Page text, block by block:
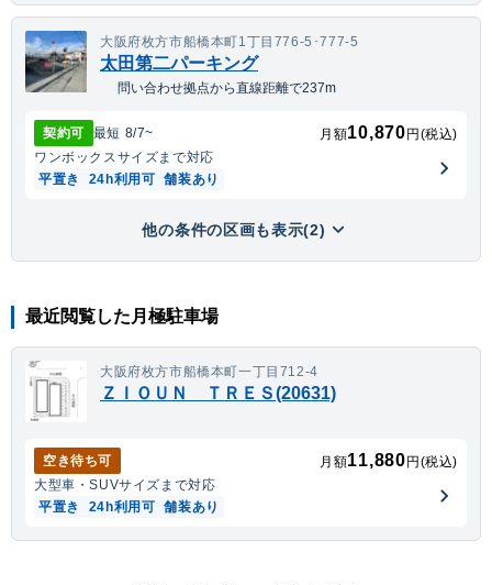
大阪府枚方市船橋本町1丁目776-5･777-5
太田第二パーキング
問い合わせ拠点から直線距離で237m
契約可 最短 8/7~ 月額10,870 円(税込)
ワンボックスサイズまで対応
平置き
24h利用可 舗装あり
他の条件の区画も表示(2)
最近閲覧した月極駐車場
大阪府枚方市船橋本町一丁目712-4
ＺＩＯＵＮ ＴＲＥＳ(20631)
空き待ち可 月額11,880 円(税込)
大型車・SUVサイズまで対応
平置き
24h利用可 舗装あり